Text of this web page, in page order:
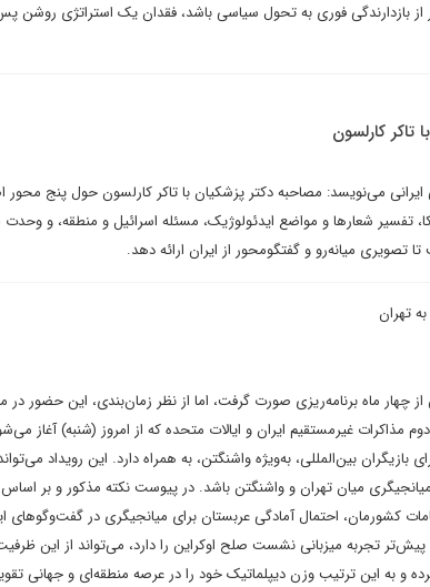
از بازدارندگی فوری به تحول سیاسی باشد، فقدان یک استراتژی روشن
تاکر کارلسون
ایرانی می‌نویسد: مصاحبه دکتر پزشکیان با تاکر کارلسون حول پنج
تفسیر شعارها و مواضع ایدئولوژیک، مسئله اسرائیل و منطقه، و
تصویری میانه‌رو و گفتگومحور از ایران ارائه دهد.
تهران
ماه برنامه‌ریزی صورت گرفت، اما از نظر زمان‌بندی، این حضور در
غیرمستقیم ایران و ایالات متحده که از امروز (شنبه) آغاز
بین‌المللی، به‌ویژه واشنگتن، به همراه دارد. این رویداد
میانجیگری میان تهران و واشنگتن باشد. در پیوست نکته مذکور و بر
کشورمان، احتمال آمادگی عربستان برای میانجیگری در گفت‌وگوهای
تجربه میزبانی نشست صلح اوکراین را دارد، می‌تواند از این
و به این‌ ترتیب‌ وزن دیپلماتیک خود را در عرصه منطقه‌ای و جهانی